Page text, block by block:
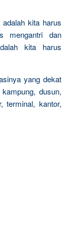
kita harus
mengantri dan
kita harus
yang dekat
dusun,
terminal, kantor,